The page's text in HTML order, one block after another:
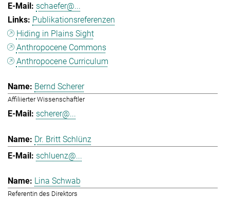
schaefer@...
Publikationsreferenzen
Hiding in Plains Sight
Anthropocene Commons
Anthropocene Curriculum
Bernd Scherer
Affiliierter Wissenschaftler
scherer@...
Dr. Britt Schlünz
schluenz@...
Lina Schwab
Referentin des Direktors